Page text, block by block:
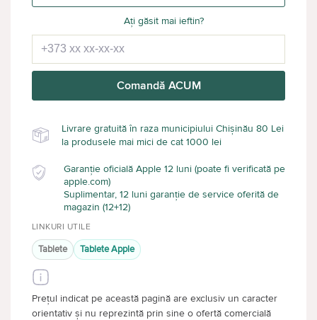
Ați găsit mai ieftin?
Comandă ACUM
Livrare gratuită în raza municipiului Chișinău 80 Lei
la produsele mai mici de cat 1000 lei
Garanție oficială Apple 12 luni (poate fi verificată pe
apple.com)
Suplimentar, 12 luni garanție de service oferită de
magazin (12+12)
LINKURI UTILE
Tablete Tablete Apple
Prețul indicat pe această pagină are exclusiv un caracter
orientativ și nu reprezintă prin sine o ofertă comercială